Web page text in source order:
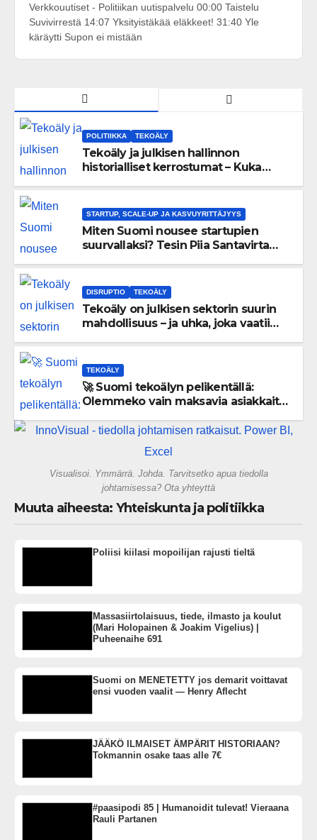
Verkkouutiset - Politiikan uutispalvelu 00:00 Taistelu
Suvivirrestä 14:07 Yksityistäkää eläkkeet! 31:40 Yle
käräytti Supon ei mistään
POLITIIKKA TEKOÄLY
Tekoäly ja julkisen hallinnon
historialliset kerrostumat – Kuka
STARTUP, SCALE-UP JA KASVUYRITTÄJYYS
Miten Suomi nousee startupien
suurvallaksi? Tesin Piia Santavirta
DISRUPTIO TEKOÄLY
Tekoäly on julkisen sektorin suurin
mahdollisuus – ja uhka, joka vaatii
TEKOÄLY
🚀 Suomi tekoälyn pelikentällä:
Olemmeko vain maksavia asiakkaita
gigatehtaan?
Visualisoi. Ymmärrä. Johda. Tarvitsetko apua tiedolla
johtamisessa? Ota yhteyttä
Muuta aiheesta: Yhteiskunta ja politiikka
Poliisi kiilasi mopoilijan rajusti tieltä
Massasiirtolaisuus, tiede, ilmasto ja koulut
(Mari Holopainen & Joakim Vigelius) |
Puheenaihe 691
Suomi on MENETETTY jos demarit voittavat
ensi vuoden vaalit — Henry Aflecht
JÄÄKÖ ILMAISET ÄMPÄRIT HISTORIAAN?
Tokmannin osake taas alle 7€
#paasipodi 85 | Humanoidit tulevat! Vieraana
Rauli Partanen